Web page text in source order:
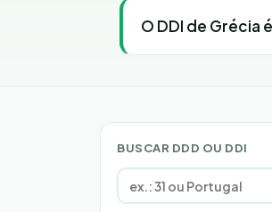
O DDI de Grécia é
BUSCAR DDD OU DDI